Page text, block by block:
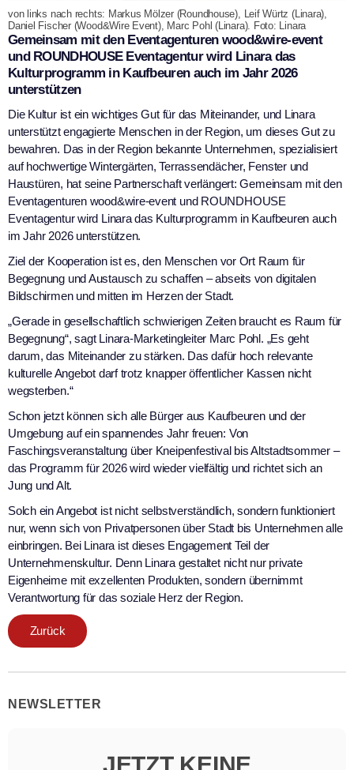
von links nach rechts: Markus Mölzer (Roundhouse), Leif Würtz (Linara),
Daniel Fischer (Wood&Wire Event), Marc Pohl (Linara). Foto: Linara
Gemeinsam mit den Eventagenturen wood&wire-event
und ROUNDHOUSE Eventagentur wird Linara das
Kulturprogramm in Kaufbeuren auch im Jahr 2026
unterstützen
Die Kultur ist ein wichtiges Gut für das Miteinander, und Linara
unterstützt engagierte Menschen in der Region, um dieses Gut zu
bewahren. Das in der Region bekannte Unternehmen, spezialisiert
auf hochwertige Wintergärten, Terrassendächer, Fenster und
Haustüren, hat seine Partnerschaft verlängert: Gemeinsam mit den
Eventagenturen wood&wire-event und ROUNDHOUSE
Eventagentur wird Linara das Kulturprogramm in Kaufbeuren auch
im Jahr 2026 unterstützen.
Ziel der Kooperation ist es, den Menschen vor Ort Raum für
Begegnung und Austausch zu schaffen – abseits von digitalen
Bildschirmen und mitten im Herzen der Stadt.
„Gerade in gesellschaftlich schwierigen Zeiten braucht es Raum für
Begegnung“, sagt Linara-Marketingleiter Marc Pohl. „Es geht
darum, das Miteinander zu stärken. Das dafür hoch relevante
kulturelle Angebot darf trotz knapper öffentlicher Kassen nicht
wegsterben.“
Schon jetzt können sich alle Bürger aus Kaufbeuren und der
Umgebung auf ein spannendes Jahr freuen: Von
Faschingsveranstaltung über Kneipenfestival bis Altstadtsommer –
das Programm für 2026 wird wieder vielfältig und richtet sich an
Jung und Alt.
Solch ein Angebot ist nicht selbstverständlich, sondern funktioniert
nur, wenn sich von Privatpersonen über Stadt bis Unternehmen alle
einbringen. Bei Linara ist dieses Engagement Teil der
Unternehmenskultur. Denn Linara gestaltet nicht nur private
Eigenheime mit exzellenten Produkten, sondern übernimmt
Verantwortung für das soziale Herz der Region.
Zurück
NEWSLETTER
JETZT KEINE